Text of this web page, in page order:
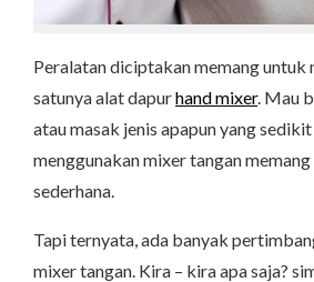
Peralatan diciptakan memang untuk
satunya alat dapurhand mixer. Mau
atau masak jenis apapun yang
menggunakan mixer tangan
sederhana.
Tapi ternyata, ada banyak
mixer tangan. Kira – kira apa saja?